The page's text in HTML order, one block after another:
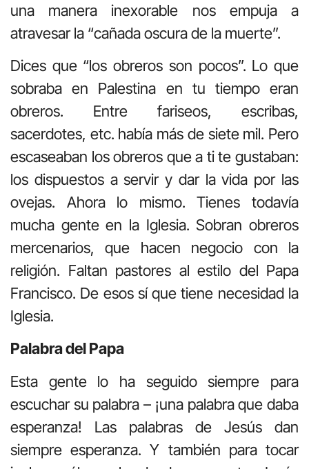
una manera inexorable nos empuja a
atravesar la “cañada oscura de la muerte”.
Dices que “los obreros son pocos”. Lo que
sobraba en Palestina en tu tiempo eran
obreros. Entre fariseos, escribas,
sacerdotes, etc. había más de siete mil. Pero
escaseaban los obreros que a ti te gustaban:
los dispuestos a servir y dar la vida por las
ovejas. Ahora lo mismo. Tienes todavía
mucha gente en la Iglesia. Sobran obreros
mercenarios, que hacen negocio con la
religión. Faltan pastores al estilo del Papa
Francisco. De esos sí que tiene necesidad la
Iglesia.
Palabra del Papa
Esta gente lo ha seguido siempre para
escuchar su palabra – ¡una palabra que daba
esperanza! Las palabras de Jesús dan
siempre esperanza. Y también para tocar